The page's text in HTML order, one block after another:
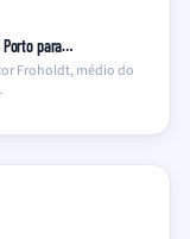
Porto para…
Froholdt, médio do